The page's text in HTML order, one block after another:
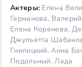
Актеры: Елена
Германова,
Елена Коренева,
Джульетта
Гнилицкий, Анна
Подольный, Лада